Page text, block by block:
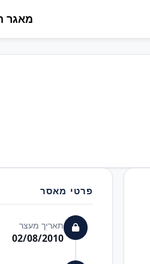
מאגר
פרטי מאסר
תאריך מעצר
02/08/2010